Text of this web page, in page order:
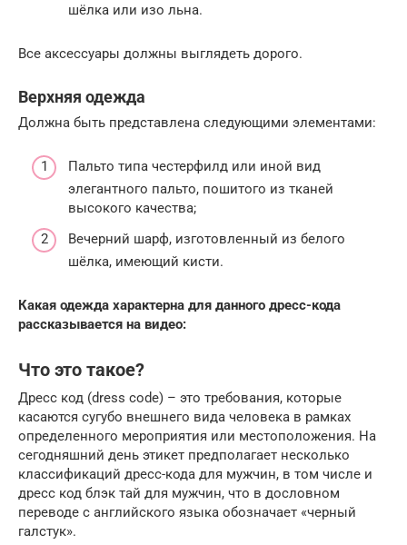
шёлка или изо льна.
Все аксессуары должны выглядеть дорого.
Верхняя одежда
Должна быть представлена следующими элементами:
Пальто типа честерфилд или иной вид
элегантного пальто, пошитого из тканей
высокого качества;
Вечерний шарф, изготовленный из белого
шёлка, имеющий кисти.
Какая одежда характерна для данного дресс-кода
рассказывается на видео:
Что это такое?
Дресс код (dress code) – это требования, которые
касаются сугубо внешнего вида человека в рамках
определенного мероприятия или местоположения. На
сегодняшний день этикет предполагает несколько
классификаций дресс-кода для мужчин, в том числе и
дресс код блэк тай для мужчин, что в дословном
переводе с английского языка обозначает «черный
галстук».